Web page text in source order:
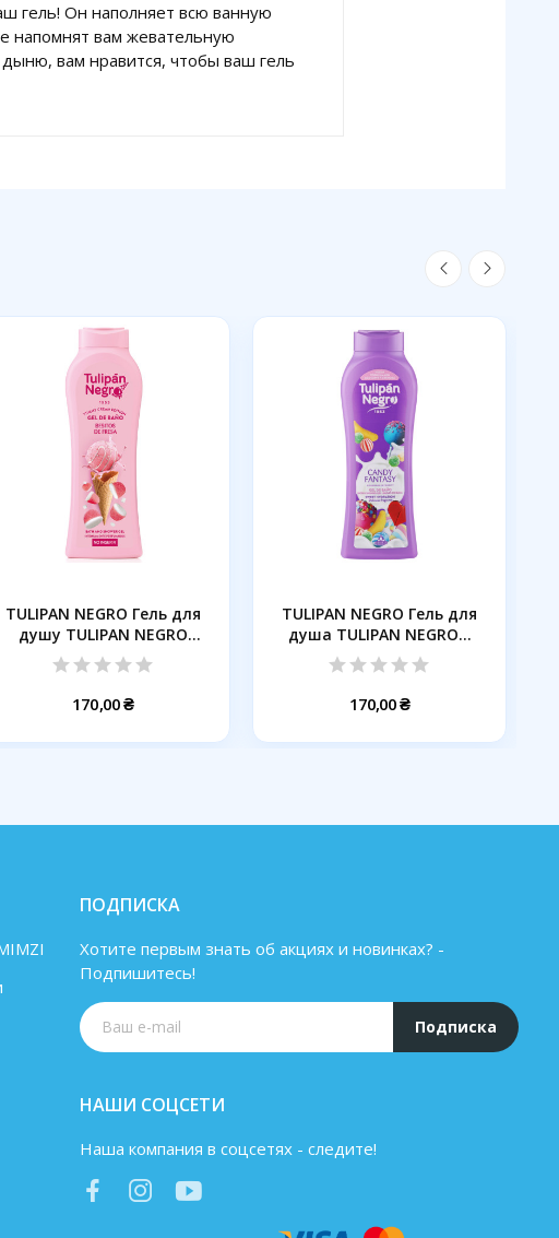
гель! Он наполняет всю ванную
напомнят вам жевательную
вам нравится, чтобы ваш гель
TULIPAN NEGRO Гель для
душу TULIPAN NEGRO
YUMMY...
170,00 ₴
TULIPAN NEGRO Гель для
душа TULIPAN NEGRO...
170,00 ₴
ПОДПИСКА
Хотите первым знать об акциях и новинках? -
Подпишитесь!
Подписка
НАШИ СОЦСЕТИ
Наша компания в соцсетях - следите!